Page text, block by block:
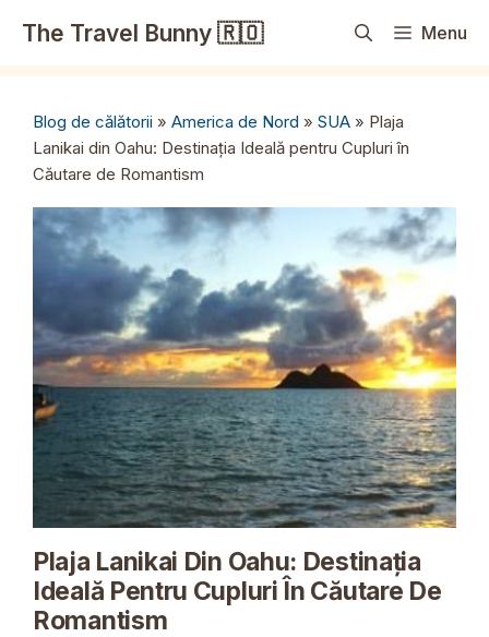
The Travel Bunny 🇷🇴 Menu
Blog de călătorii » America de Nord » SUA » Plaja
Lanikai din Oahu: Destinația Ideală pentru Cupluri în
Căutare de Romantism
Plaja Lanikai Din Oahu: Destinația
Ideală Pentru Cupluri În Căutare De
Romantism